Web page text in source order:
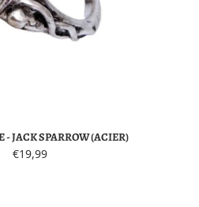
- JACK SPARROW (ACIER)
€19,99